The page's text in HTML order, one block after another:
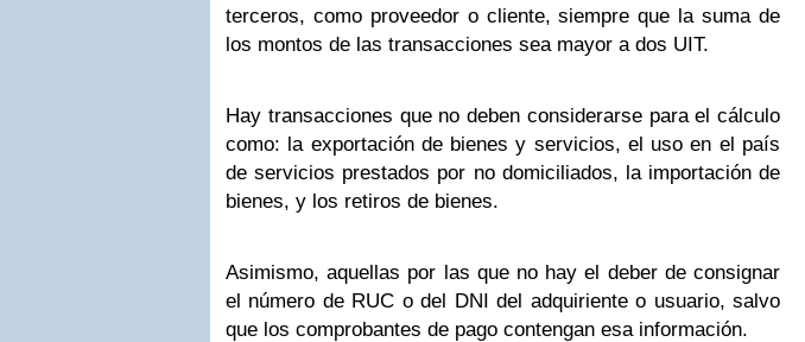
terceros, como proveedor o cliente, siempre que la suma de
los montos de las transacciones sea mayor a dos UIT.
Hay transacciones que no deben considerarse para el cálculo
como: la exportación de bienes y servicios, el uso en el país
de servicios prestados por no domiciliados, la importación de
bienes, y los retiros de bienes.
Asimismo, aquellas por las que no hay el deber de consignar
el número de RUC o del DNI del adquiriente o usuario, salvo
que los comprobantes de pago contengan esa información.